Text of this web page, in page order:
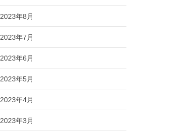
2023年8月
2023年7月
2023年6月
2023年5月
2023年4月
2023年3月